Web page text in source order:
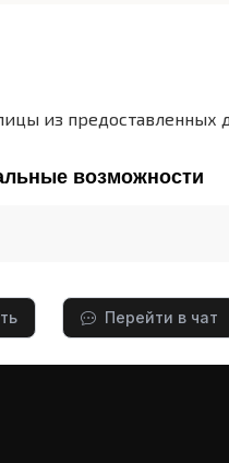
из
возможности
Перейти в чат